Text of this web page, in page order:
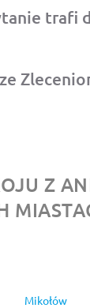
trafi
Z
Mikołów